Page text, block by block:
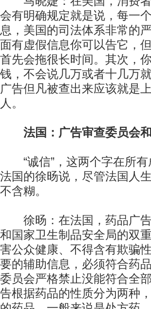
会有明确规定就是说，每一
息，美国的司法体系非常的
面有虚假信息你可以告它，
首先会拖很长时间。其次，
钱，不会说几万或者十几万
广告但凡被查出来应该就是
人。
法国：广告审查委员会
“诚信”，这两个字在所有
法国的徐旸说，尽管法国人
不含糊。
徐旸：在法国，药品广告
和国家卫生制品安全局的双
害公众健康、不得含有欺骗
要的辅助信息，必须符合药
委员会严格禁止没能符合全
告根据药品的性质分为两种